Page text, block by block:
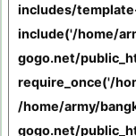
includes/
include('/home/
gogo.net/
require_once('/
/home/army/
gogo.net/